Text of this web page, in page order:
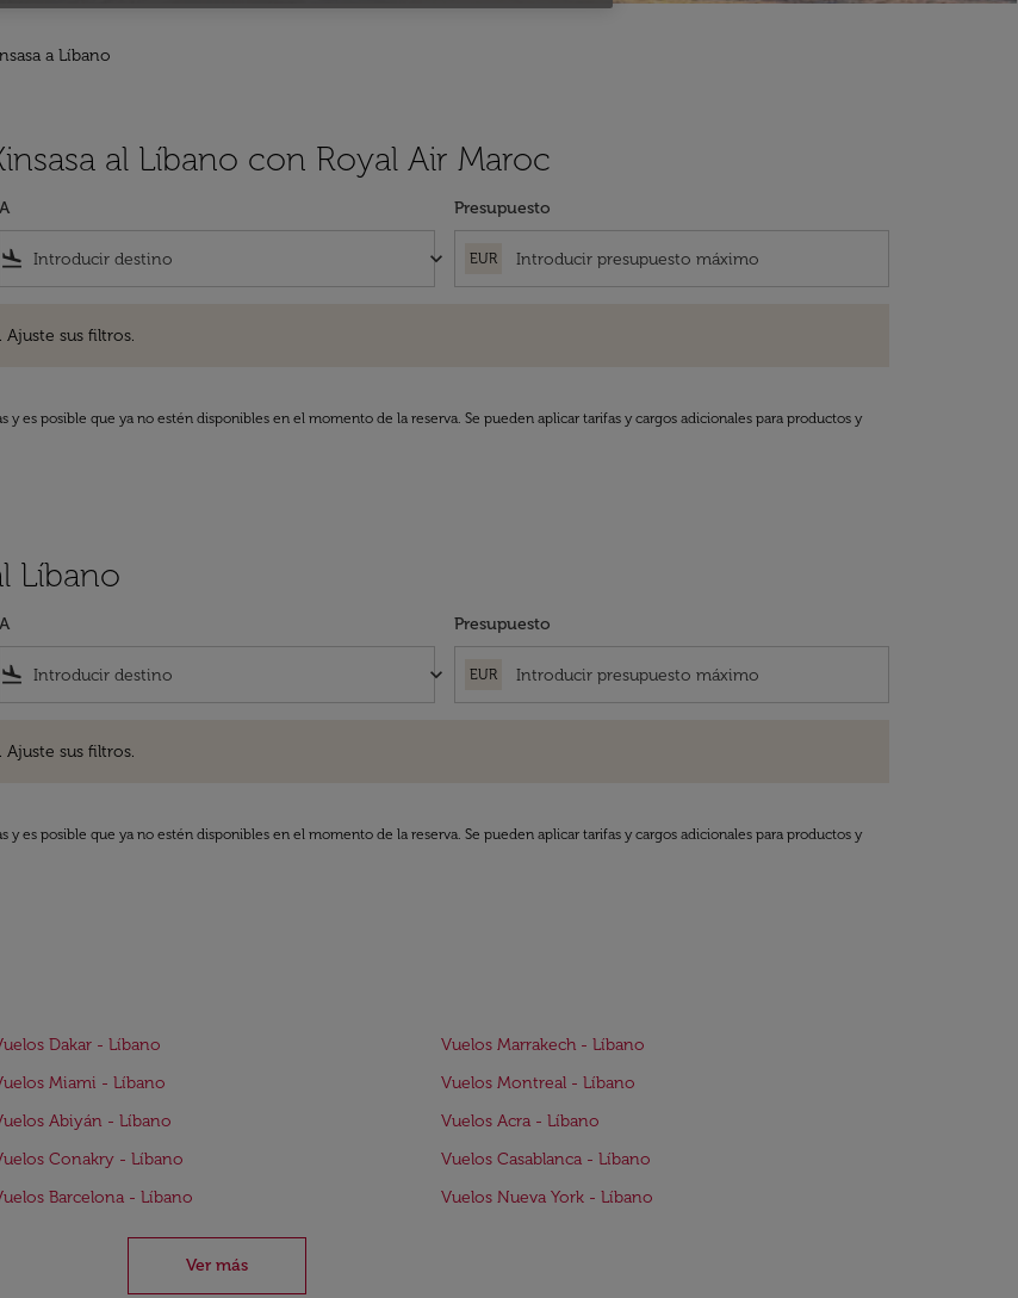
a Líbano
al Líbano con Royal Air Maroc
A
flight_land keyboard_arrow_down
Presupuesto
EUR
sus filtros.
es posible que ya no estén disponibles en el momento de la reserva. Se pueden aplicar tarifas y cargos adicionales para productos y
Líbano
A
flight_land keyboard_arrow_down
Presupuesto
EUR
sus filtros.
es posible que ya no estén disponibles en el momento de la reserva. Se pueden aplicar tarifas y cargos adicionales para productos y
Dakar - Líbano
Vuelos Marrakech - Líbano
Miami - Líbano
Vuelos Montreal - Líbano
Abiyán - Líbano
Vuelos Acra - Líbano
Conakry - Líbano
Vuelos Casablanca - Líbano
Barcelona - Líbano Vuelos Nueva York - Líbano
Ver más